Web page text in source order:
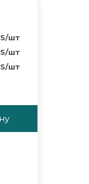
/шт
/шт
/шт